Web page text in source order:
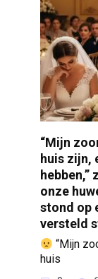
“Mijn
huis zijn,
onze
stond op
versteld
“Mijn
huis